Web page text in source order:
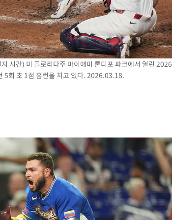
시간) 미 플로리다주 마이애미 론디포 파크에서 열린 2026
5회 초 1점 홈런을 치고 있다. 2026.03.18.